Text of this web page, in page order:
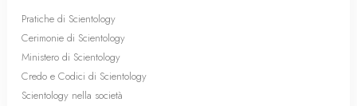
Pratiche di Scientology
Cerimonie di Scientology
Ministero di Scientology
Credo e Codici di Scientology
Scientology nella società